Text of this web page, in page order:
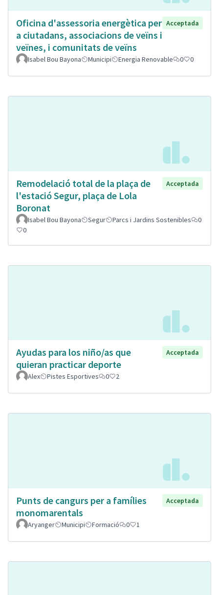
Oficina d'assessoria energètica per
a ciutadans, associacions de veïns i
veïnes, i comunitats de veïns
Acceptada
Isabel Bou Bayona Municipi Energia Renovable 0 0
Remodelació total de la plaça de
l'estació Segur, plaça de Lola
Boronat
Acceptada
Isabel Bou Bayona Segur Parcs i Jardins Sostenibles
0
0
Ayudas para los niño/as que
quieran practicar deporte
Acceptada
Alex Pistes Esportives 0 2
Punts de cangurs per a famílies
monomarentals
Acceptada
Aryanger Municipi Formació 0 1